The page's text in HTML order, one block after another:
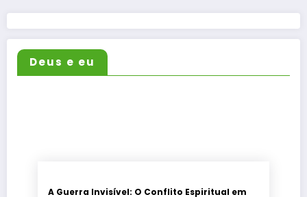
Deus e eu
A Guerra Invisível: O Conflito Espiritual em